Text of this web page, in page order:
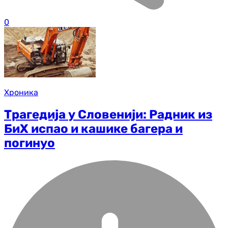
0
Хроника
Трагедија у Словенији: Радник из
БиХ испао и кашике багера и
погинуо